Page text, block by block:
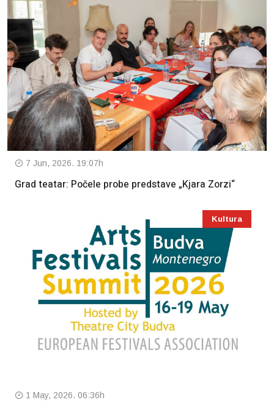
7 Jun, 2026. 19:07h
Grad teatar: Počele probe predstave „Kjara Zorzi“
Kultura
1 May, 2026. 06:36h